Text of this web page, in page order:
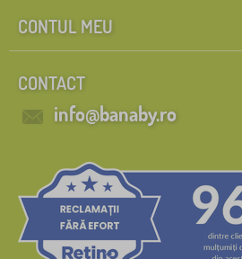
CONTUL MEU
CONTACT
info@banaby.ro